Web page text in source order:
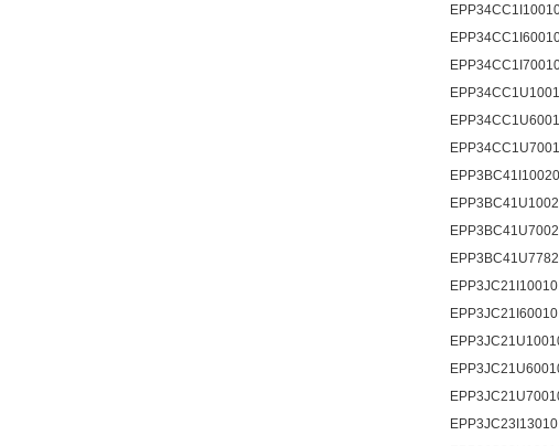
EPP3BC41I10020
EPP3JC21I10010
EPP3JC21I60010
EPP3JC23I13010